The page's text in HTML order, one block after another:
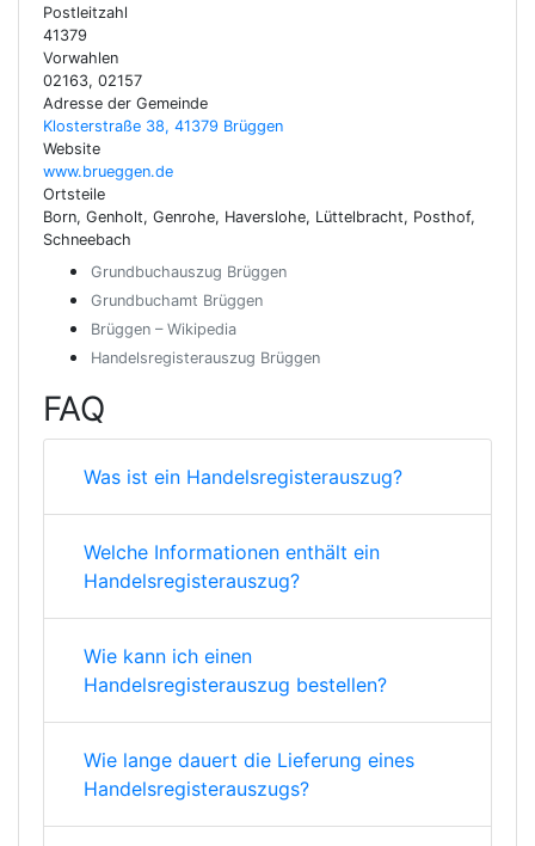
Postleitzahl
41379
Vorwahlen
02163, 02157
Adresse der Gemeinde
Klosterstraße 38, 41379 Brüggen
Website
www.brueggen.de
Ortsteile
Born, Genholt, Genrohe, Haverslohe, Lüttelbracht, Posthof,
Schneebach
Grundbuchauszug Brüggen
Grundbuchamt Brüggen
Brüggen – Wikipedia
Handelsregisterauszug Brüggen
FAQ
Was ist ein Handelsregisterauszug?
Welche Informationen enthält ein
Handelsregisterauszug?
Wie kann ich einen
Handelsregisterauszug bestellen?
Wie lange dauert die Lieferung eines
Handelsregisterauszugs?